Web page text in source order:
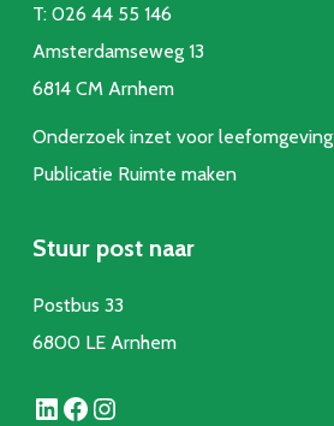
T: 026 44 55 146
Amsterdamseweg 13
6814 CM Arnhem
Onderzoek inzet voor leefomgeving
Publicatie Ruimte maken
Stuur post naar
Postbus 33
6800 LE Arnhem
LinkedIn Facebook Instagram